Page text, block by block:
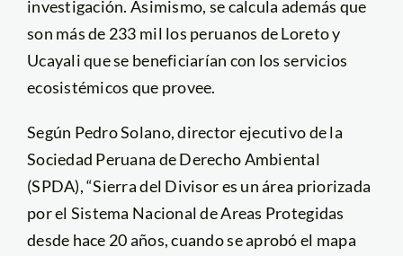
investigación. Asimismo, se calcula además que
son más de 233 mil los peruanos de Loreto y
Ucayali que se beneficiarían con los servicios
ecosistémicos que provee.
Según Pedro Solano, director ejecutivo de la
Sociedad Peruana de Derecho Ambiental
(SPDA), “Sierra del Divisor es un área priorizada
por el Sistema Nacional de Areas Protegidas
desde hace 20 años, cuando se aprobó el mapa